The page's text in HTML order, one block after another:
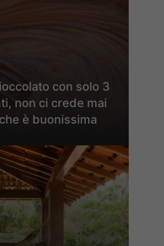
con solo 3
non ci crede mai
è buonissima